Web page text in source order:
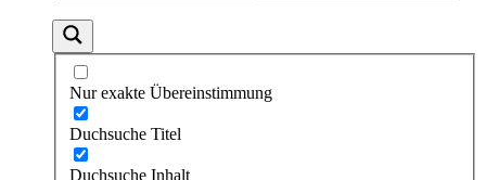
Nur exakte Übereinstimmung
Duchsuche Titel
Duchsuche Inhalt